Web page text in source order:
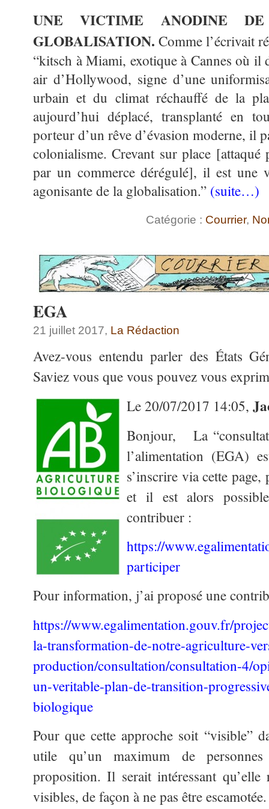
UNE VICTIME ANODINE
GLOBALISATION. Comme l’écrivait
“kitsch à Miami, exotique à Cannes où il
air d’Hollywood, signe d’une
urbain et du climat réchauffé de la
aujourd’hui déplacé, transplanté en
porteur d’un rêve d’évasion moderne, il
colonialisme. Crevant sur place [attaqué
par un commerce dérégulé], il est une
agonisante de la globalisation.” (suite…)
Catégorie : Courrier,
EGA
21 juillet 2017, La Rédaction
Avez-vous entendu parler des États
Saviez vous que vous pouvez vous
Le 20/07/2017 14:05,
Bonjour, La
l’alimentation (EGA)
s’inscrire via cette
et il est alors
contribuer :
https://
participer
Pour information, j’ai proposé une
https://www.egalimentation.gouv.fr/
la-transformation-de-notre-agriculture-
production/consultation/consultation-4/
un-veritable-plan-de-transition-
biologique
Pour que cette approche soit “visible”
utile qu’un maximum de
proposition. Il serait intéressant qu’elle
visibles, de façon à ne pas être escamotée.